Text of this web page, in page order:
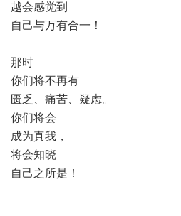
越会感觉到
自己与万有合一！
那时
你们将不再有
匮乏、痛苦、疑虑。
你们将会
成为真我，
将会知晓
自己之所是！